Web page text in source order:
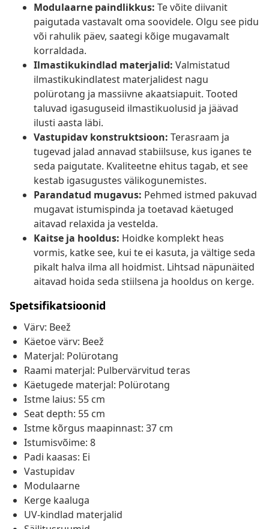
Modulaarne paindlikkus: Te võite diivanit
paigutada vastavalt oma soovidele. Olgu see pidu
või rahulik päev, saategi kõige mugavamalt
korraldada.
Ilmastikukindlad materjalid: Valmistatud
ilmastikukindlatest materjalidest nagu
polürotang ja massiivne akaatsiapuit. Tooted
taluvad igasuguseid ilmastikuolusid ja jäävad
ilusti aasta läbi.
Vastupidav konstruktsioon: Terasraam ja
tugevad jalad annavad stabiilsuse, kus iganes te
seda paigutate. Kvaliteetne ehitus tagab, et see
kestab igasugustes välikogunemistes.
Parandatud mugavus: Pehmed istmed pakuvad
mugavat istumispinda ja toetavad käetuged
aitavad relaxida ja vestelda.
Kaitse ja hooldus: Hoidke komplekt heas
vormis, katke see, kui te ei kasuta, ja vältige seda
pikalt halva ilma all hoidmist. Lihtsad näpunäited
aitavad hoida seda stiilsena ja hooldus on kerge.
Spetsifikatsioonid
Värv: Beež
Käetoe värv: Beež
Materjal: Polürotang
Raami materjal: Pulbervärvitud teras
Käetugede materjal: Polürotang
Istme laius: 55 cm
Seat depth: 55 cm
Istme kõrgus maapinnast: 37 cm
Istumisvõime: 8
Padi kaasas: Ei
Vastupidav
Modulaarne
Kerge kaaluga
UV-kindlad materjalid